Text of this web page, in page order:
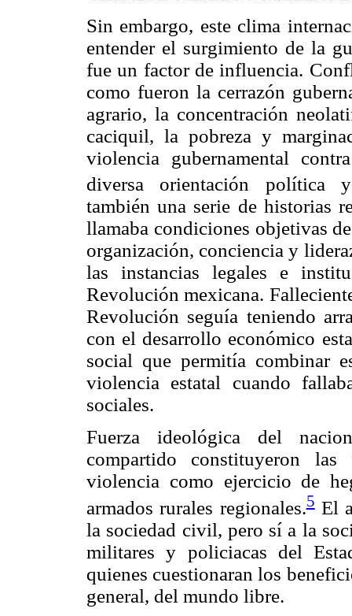
Sin embargo, este clima
entender el surgimiento de la
fue un factor de influencia.
como fueron la cerrazón
agrario, la concentración
caciquil, la pobreza y
violencia gubernamental
diversa orientación política
también una serie de historias
llamaba condiciones objetivas
organización, conciencia y
las instancias legales e
Revolución mexicana.
Revolución seguía teniendo
con el desarrollo económico
social que permitía combinar
violencia estatal cuando
sociales.
Fuerza ideológica del
compartido constituyeron
violencia como ejercicio de
armados rurales regionales.5El
la sociedad civil, pero sí a la
militares y policiacas del
quienes cuestionaran los
general, del mundo libre.